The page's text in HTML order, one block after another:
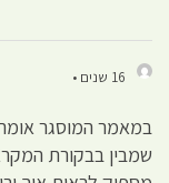
16 שנים •
במאמר המוסגר
שמבין בבקורת המקרא